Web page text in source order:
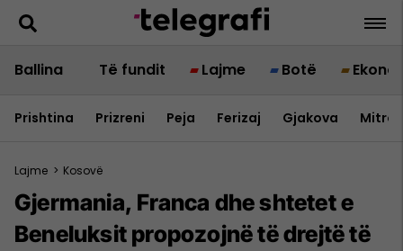
Ballina Të fundit Lajme Botë
Prishtina Prizreni Peja Ferizaj Gjakova
Lajme > Kosovë
Gjermania, Franca dhe shtetet e
Beneluksit propozojnë të drejtë të